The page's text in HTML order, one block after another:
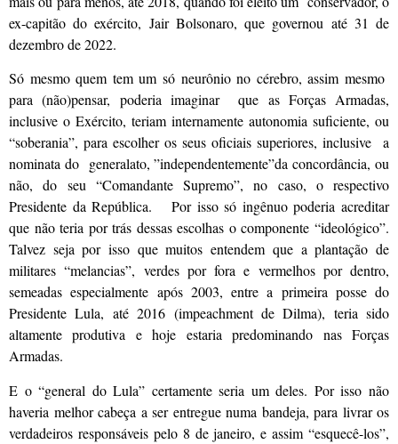
ex-capitão do exército, Jair Bolsonaro, que governou até 31 de
dezembro de 2022.
Só mesmo quem tem um só neurônio no cérebro, assim mesmo
para (não)pensar, poderia imaginar que as Forças Armadas,
inclusive o Exército, teriam internamente autonomia suficiente, ou
“soberania”, para escolher os seus oficiais superiores, inclusive a
nominata do generalato, ”independentemente”da concordância, ou
não, do seu “Comandante Supremo”, no caso, o respectivo
Presidente da República. Por isso só ingênuo poderia acreditar
que não teria por trás dessas escolhas o componente “ideológico”.
Talvez seja por isso que muitos entendem que a plantação de
militares “melancias”, verdes por fora e vermelhos por dentro,
semeadas especialmente após 2003, entre a primeira posse do
Presidente Lula, até 2016 (impeachment de Dilma), teria sido
altamente produtiva e hoje estaria predominando nas Forças
Armadas.
E o “general do Lula” certamente seria um deles. Por isso não
haveria melhor cabeça a ser entregue numa bandeja, para livrar os
verdadeiros responsáveis pelo 8 de janeiro, e assim “esquecê-los”,